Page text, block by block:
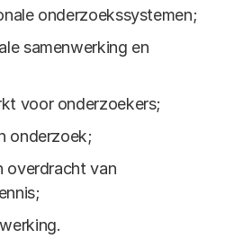
onderzoekssystemen;
samenwerking en
voor onderzoekers;
onderzoek;
overdracht van